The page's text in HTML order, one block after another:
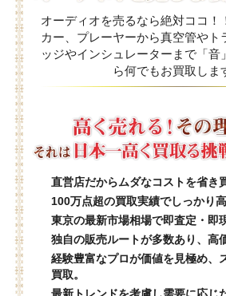
オーディオを売るなら絶対ココ！
カー、プレーヤーから真空管やト
ッジやインシュレーターまで「音
ら何でもお買取しま
直営店だからムダなコストを省き
100万点超の買取実績でしっかり高
東京の最新市場相場で即査定・即
独自の販売ルートが多数あり、高
経験豊富なプロが価値を見極め、
買取。